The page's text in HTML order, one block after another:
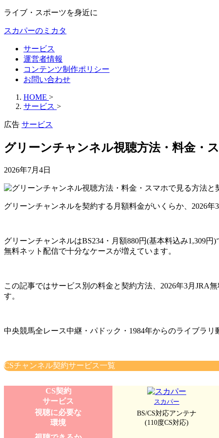
ライブ・スポーツを身近に
スカパーのミカタ
サービス
運営者情報
コンテンツ制作ポリシー
お問い合わせ
HOME >
サービス >
広告 サービス
グリーンチャンネル視聴方法・料金・
2026年7月4日
グリーンチャンネルを契約する月額料金がいくらか、2026
グリーンチャンネルはBS234・月額880円(基本料込み1,309
無料ネット配信で十分なケースが増えています。
この記事ではサービス別の料金と契約方法、2026年3月JRA
す。
中央競馬全レース中継・パドック・1984年からのライブラ
CSチャンネル契約サービス一覧
CS契約
サービス
スカパー
視聴に必要な
環境
BS/CS対応アンテナ
(110度CS対応)